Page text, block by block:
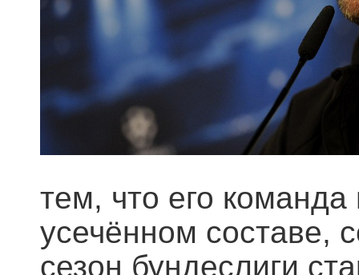
тем, что его команда
усечённом
сезон бундеслиги